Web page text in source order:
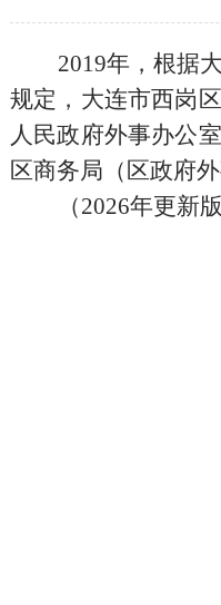
2019年，根据
规定，大连市西岗
人民政府外事办公
区商务局（区政府外
（2026年更新版